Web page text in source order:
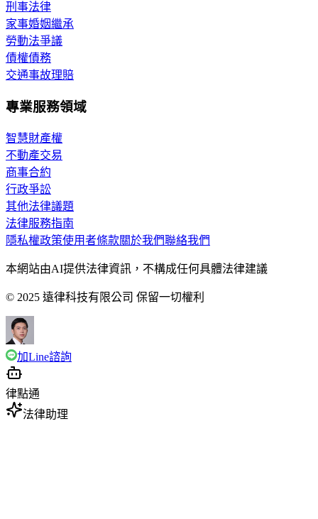
刑事法律
家事婚姻繼承
勞動法爭議
債權債務
交通事故理賠
專業服務領域
智慧財產權
不動產交易
商事合約
行政爭訟
其他法律議題
法律服務指南
隱私權政策使用者條款關於我們聯絡我們
本網站由AI提供法律資訊，不構成任何具體法律建議
© 2025 遠律科技有限公司 保留一切權利
加Line諮詢
律點通
法律助理